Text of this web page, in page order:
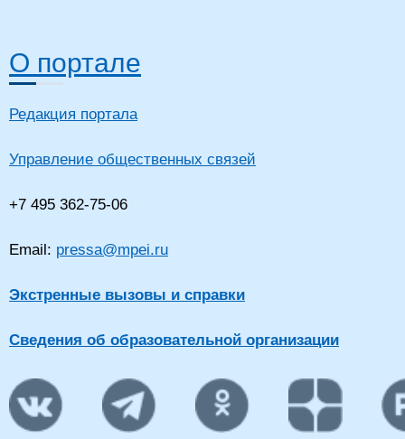
О портале
Редакция портала
Управление общественных связей
+7 495 362-75-06
Email: pressa@mpei.ru
Экстренные вызовы и справки
Сведения об образовательной организации